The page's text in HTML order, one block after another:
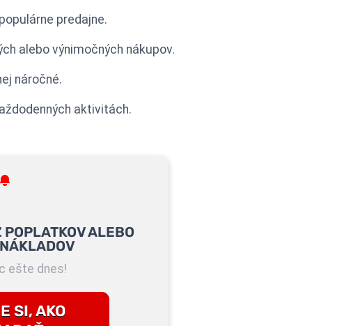
predajne.
alebo výnimočných nákupov.
náročné.
aktivitách.
ALEBO
ešte dnes!
SI, AKO